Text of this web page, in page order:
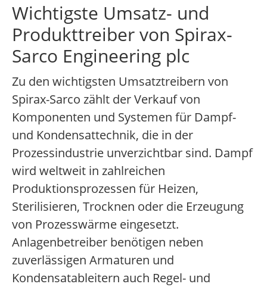
Wichtigste Umsatz- und
Produkttreiber von Spirax-
Sarco Engineering plc
Zu den wichtigsten Umsatztreibern von
Spirax-Sarco zählt der Verkauf von
Komponenten und Systemen für Dampf-
und Kondensattechnik, die in der
Prozessindustrie unverzichtbar sind. Dampf
wird weltweit in zahlreichen
Produktionsprozessen für Heizen,
Sterilisieren, Trocknen oder die Erzeugung
von Prozesswärme eingesetzt.
Anlagenbetreiber benötigen neben
zuverlässigen Armaturen und
Kondensatableitern auch Regel- und